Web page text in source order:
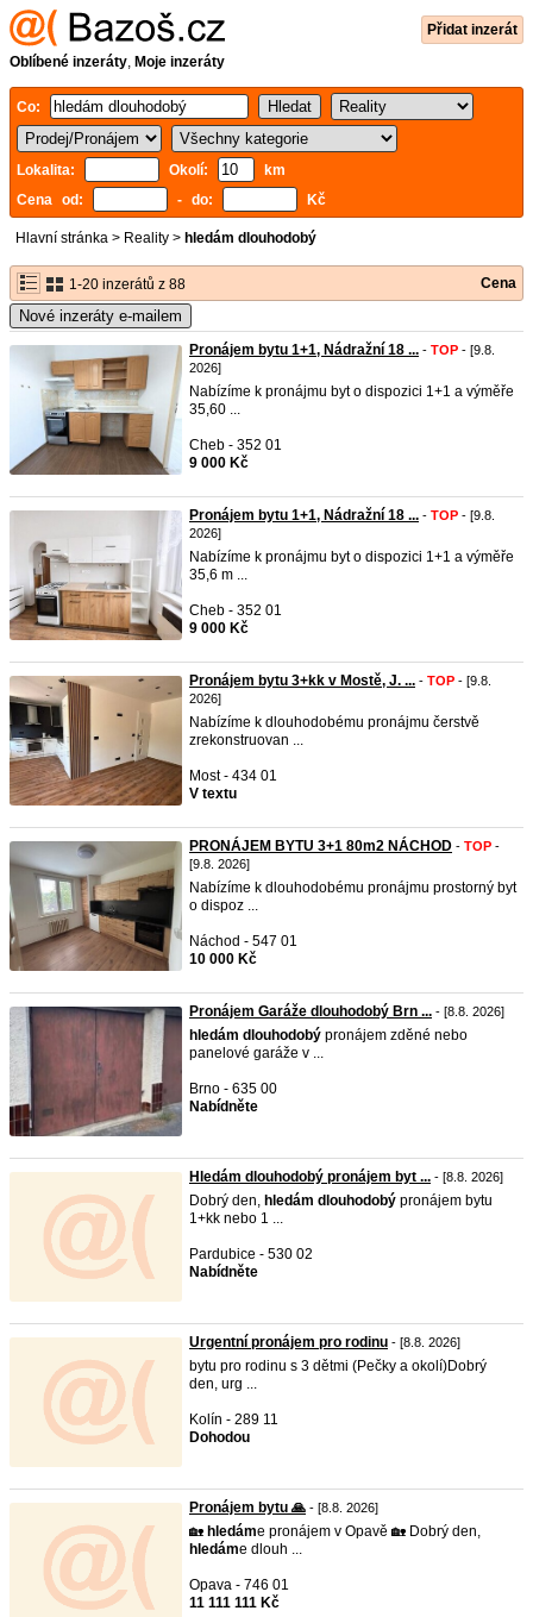
Přidat inzerát
Oblíbené inzeráty, Moje inzeráty
Co:
Lokalita: Okolí:
km
Cena od:
- do: Kč
Hlavní stránka > Reality > hledám dlouhodobý
1-20 inzerátů z 88 Cena
Nové inzeráty e-mailem
Pronájem bytu 1+1, Nádražní 18 ... - TOP - [9.8.
2026]
Nabízíme k pronájmu byt o dispozici 1+1 a výměře
35,60 ...
Cheb - 352 01
9 000 Kč
Pronájem bytu 1+1, Nádražní 18 ... - TOP - [9.8.
2026]
Nabízíme k pronájmu byt o dispozici 1+1 a výměře
35,6 m ...
Cheb - 352 01
9 000 Kč
Pronájem bytu 3+kk v Mostě, J. ... - TOP - [9.8.
2026]
Nabízíme k dlouhodobému pronájmu čerstvě
zrekonstruovan ...
Most - 434 01
V textu
PRONÁJEM BYTU 3+1 80m2 NÁCHOD - TOP -
[9.8. 2026]
Nabízíme k dlouhodobému pronájmu prostorný byt
o dispoz ...
Náchod - 547 01
10 000 Kč
Pronájem Garáže dlouhodobý Brn ... - [8.8. 2026]
hledám dlouhodobý pronájem zděné nebo
panelové garáže v ...
Brno - 635 00
Nabídněte
Hledám dlouhodobý pronájem byt ... - [8.8. 2026]
Dobrý den, hledám dlouhodobý pronájem bytu
1+kk nebo 1 ...
Pardubice - 530 02
Nabídněte
Urgentní pronájem pro rodinu - [8.8. 2026]
bytu pro rodinu s 3 dětmi (Pečky a okolí)Dobrý
den, urg ...
Kolín - 289 11
Dohodou
Pronájem bytu 🙏 - [8.8. 2026]
🏡 hledáme pronájem v Opavě 🏡 Dobrý den,
hledáme dlouh ...
Opava - 746 01
11 111 111 Kč